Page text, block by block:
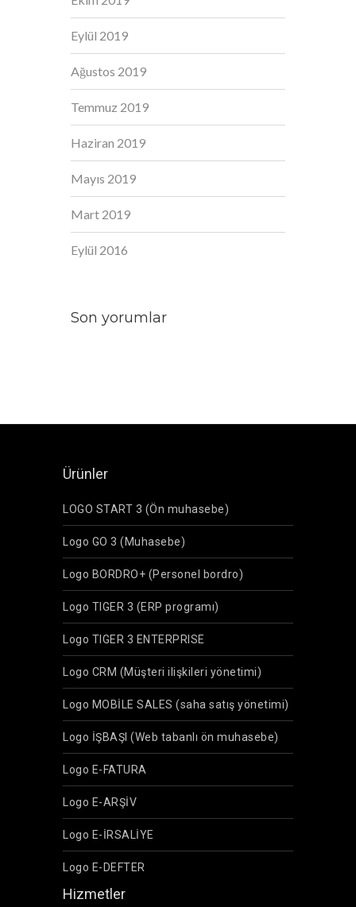
Eylül 2019
Ağustos 2019
Temmuz 2019
Haziran 2019
Mayıs 2019
Mart 2019
Eylül 2016
Son yorumlar
Ürünler
LOGO START 3 (Ön muhasebe)
Logo GO 3 (Muhasebe)
Logo BORDRO+ (Personel bordro)
Logo TIGER 3 (ERP programı)
Logo TIGER 3 ENTERPRISE
Logo CRM (Müşteri ilişkileri yönetimi)
Logo MOBİLE SALES (saha satış yönetimi)
Logo İŞBAŞI (Web tabanlı ön muhasebe)
Logo E-FATURA
Logo E-ARŞİV
Logo E-İRSALİYE
Logo E-DEFTER
Hizmetler